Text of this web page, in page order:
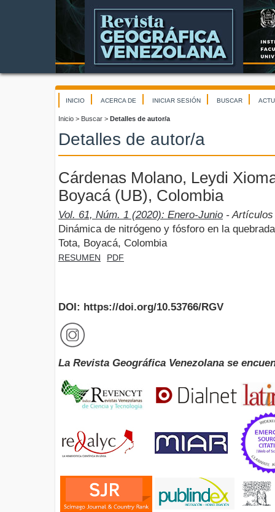
INICIO ACERCA DE INICIAR SESIÓN BUSCAR
Inicio > Buscar > Detalles de autor/a
Detalles de autor/a
Cárdenas Molano, Leydi
Boyacá (UB), Colombia
Vol. 61, Núm. 1 (2020): Enero-Junio - Artículos
Dinámica de nitrógeno y fósforo en la
Tota, Boyacá, Colombia
RESUMEN PDF
DOI: https://doi.org/10.53766/RGV
La Revista Geográfica Venezolana se